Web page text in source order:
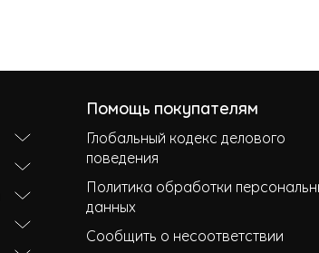
Помощь покупателям
Глобальный кодекс делового
поведения
Политика обработки
данных
Сообщить о несоответствии